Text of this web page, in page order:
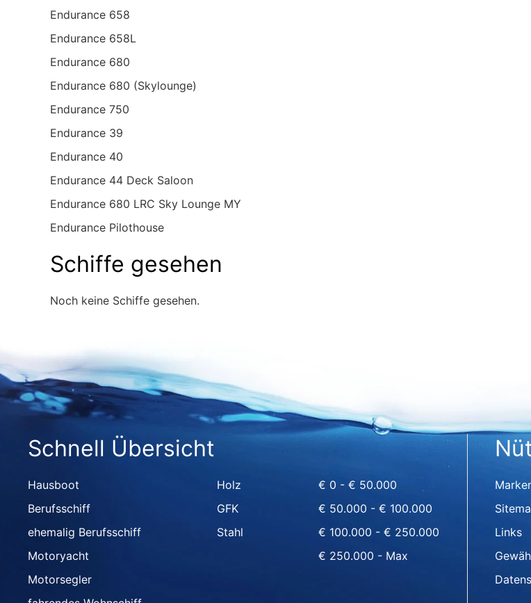
Endurance 658
Endurance 658L
Endurance 680
Endurance 680 (Skylounge)
Endurance 750
Endurance 39
Endurance 40
Endurance 44 Deck Saloon
Endurance 680 LRC Sky Lounge MY
Endurance Pilothouse
Schiffe gesehen
Noch keine Schiffe gesehen.
Schnell Übersicht
Hausboot
Berufsschiff
ehemalig Berufsschiff
Motoryacht
Motorsegler
Holz
GFK
Stahl
€ 0 - € 50.000
€ 50.000 - € 100.000
€ 100.000 - € 250.000
€ 250.000 - Max
Links